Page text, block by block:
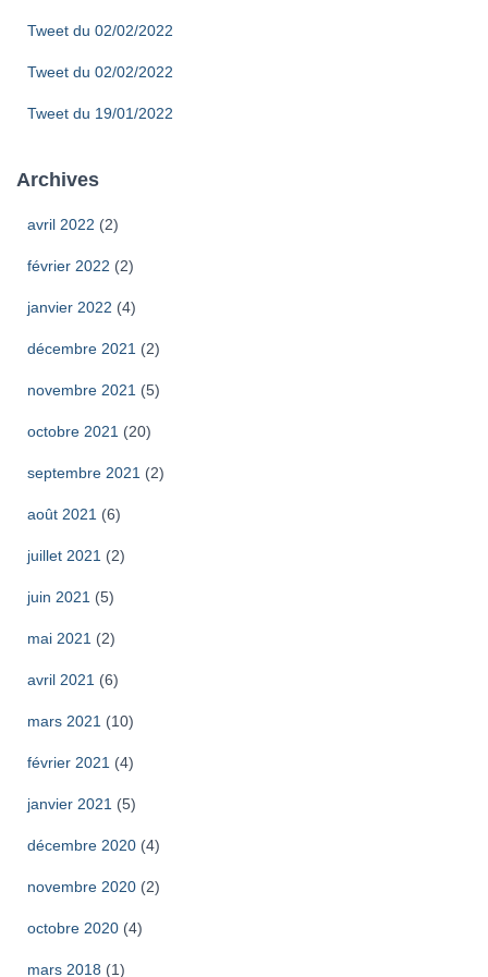
Tweet du 02/02/2022
Tweet du 02/02/2022
Tweet du 19/01/2022
Archives
avril 2022 (2)
février 2022 (2)
janvier 2022 (4)
décembre 2021 (2)
novembre 2021 (5)
octobre 2021 (20)
septembre 2021 (2)
août 2021 (6)
juillet 2021 (2)
juin 2021 (5)
mai 2021 (2)
avril 2021 (6)
mars 2021 (10)
février 2021 (4)
janvier 2021 (5)
décembre 2020 (4)
novembre 2020 (2)
octobre 2020 (4)
mars 2018 (1)